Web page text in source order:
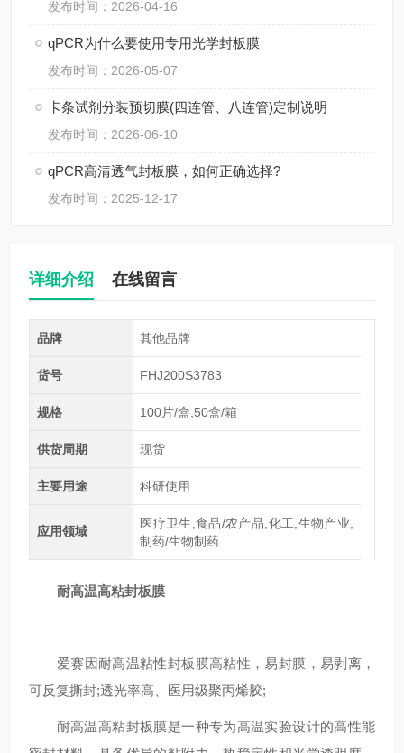
发布时间：2026-04-16
qPCR为什么要使用专用光学封板膜
发布时间：2026-05-07
卡条试剂分装预切膜(四连管、八连管)定制说明
发布时间：2026-06-10
qPCR高清透气封板膜，如何正确选择?
发布时间：2025-12-17
详细介绍 在线留言
品牌 其他品牌
货号 FHJ200S3783
规格 100片/盒,50盒/箱
供货周期 现货
主要用途 科研使用
应用领域
医疗卫生,食品/农产品,化工,生物产业,
制药/生物制药
耐高温高粘封板膜
爱赛因耐高温粘性封板膜高粘性，易封膜，易剥离，
可反复撕封;透光率高、医用级聚丙烯胶;
耐高温高粘封板膜‌是一种专为高温实验设计的高性能